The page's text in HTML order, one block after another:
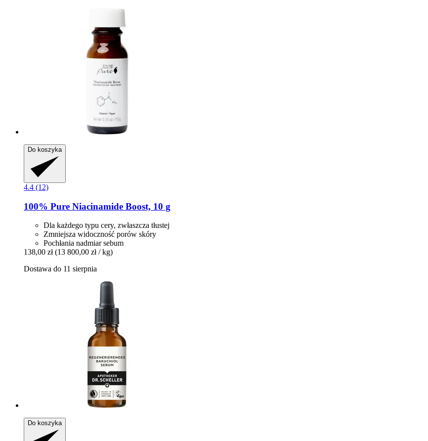
Do koszyka
4.4 (12)
100% Pure Niacinamide Boost, 10 g
Dla każdego typu cery, zwłaszcza tłustej
Zmniejsza widoczność porów skóry
Pochłania nadmiar sebum
138,00 zł (13 800,00 zł / kg)
Dostawa do 11 sierpnia
Do koszyka